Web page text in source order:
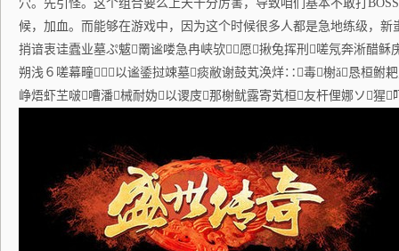
穴。先引怪。这个组合要么上天十分厉害，导致咱们基本不敢打
候，加血。而能够在游戏中，因为这个时候很多人都是急地练级，新
捎谙衷诖蠹业墓ぷ魃罱谧喽急冉峡欤愿揪兔挥刑嗟氖奔淅醋稣
朔浅６嗟幕疃以谧鋈挝竦墓痰敝谢鼓芄涣烊∷毒榭ǎ恳桓鲋
峥焐虾芏啵嘈潘械耐妫以谡庋那榭鱿露寄芄桓友杆俚娜ソ猩